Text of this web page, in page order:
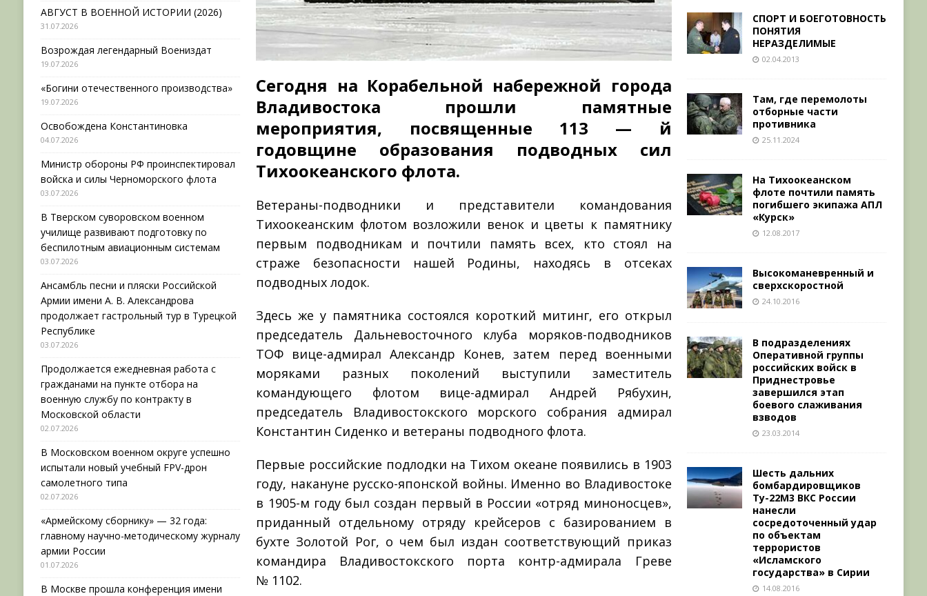
Сегодня на Корабельной набережной города
Владивостока прошли памятные
мероприятия, посвященные 113 — й
годовщине образования подводных сил
Тихоокеанского флота.
Ветераны-подводники и представители командования
Тихоокеанским флотом возложили венок и цветы к памятнику
первым подводникам и почтили память всех, кто стоял на
страже безопасности нашей Родины, находясь в отсеках
подводных лодок.
Здесь же у памятника состоялся короткий митинг, его открыл
председатель Дальневосточного клуба моряков-подводников
ТОФ вице-адмирал Александр Конев, затем перед военными
моряками разных поколений выступили заместитель
командующего флотом вице-адмирал Андрей Рябухин,
председатель Владивостокского морского собрания адмирал
Константин Сиденко и ветераны подводного флота.
Первые российские подлодки на Тихом океане появились в 1903
году, накануне русско-японской войны. Именно во Владивостоке
в 1905-м году был создан первый в России «отряд миноносцев»,
приданный отдельному отряду крейсеров с базированием в
бухте Золотой Рог, о чем был издан соответствующий приказ
командира Владивостокского порта контр-адмирала Греве
№ 1102.
АВГУСТ В ВОЕННОЙ ИСТОРИИ (2026)
31.07.2026
Возрождая легендарный Воениздат
19.07.2026
«Богини отечественного производства»
19.07.2026
Освобождена Константиновка
04.07.2026
Министр обороны РФ проинспектировал
войска и силы Черноморского флота
03.07.2026
В Тверском суворовском военном
училище развивают подготовку по
беспилотным авиационным системам
03.07.2026
Ансамбль песни и пляски Российской
Армии имени А. В. Александрова
продолжает гастрольный тур в Турецкой
Республике
03.07.2026
Продолжается ежедневная работа с
гражданами на пункте отбора на
военную службу по контракту в
Московской области
02.07.2026
В Московском военном округе успешно
испытали новый учебный FPV-дрон
самолетного типа
02.07.2026
«Армейскому сборнику» — 32 года:
главному научно-методическому журналу
армии России
01.07.2026
В Москве прошла конференция имени
СПОРТ И БОЕГОТОВНОСТЬ
ПОНЯТИЯ
НЕРАЗДЕЛИМЫЕ
02.04.2013
Там, где перемолоты
отборные части
противника
25.11.2024
На Тихоокеанском
флоте почтили память
погибшего экипажа АПЛ
«Курск»
12.08.2017
Высокоманевренный и
сверхскоростной
24.10.2016
В подразделениях
Оперативной группы
российских войск в
Приднестровье
завершился этап
боевого слаживания
взводов
23.03.2014
Шесть дальних
бомбардировщиков
Ту-22М3 ВКС России
нанесли
сосредоточенный удар
по объектам
террористов
«Исламского
государства» в Сирии
14.08.2016